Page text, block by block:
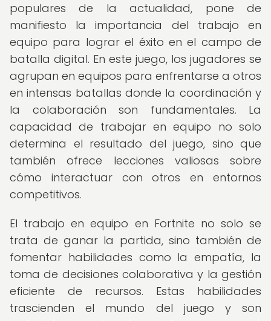
populares de la actualidad, pone de
manifiesto la importancia del trabajo en
equipo para lograr el éxito en el campo de
batalla digital. En este juego, los jugadores se
agrupan en equipos para enfrentarse a otros
en intensas batallas donde la coordinación y
la colaboración son fundamentales. La
capacidad de trabajar en equipo no solo
determina el resultado del juego, sino que
también ofrece lecciones valiosas sobre
cómo interactuar con otros en entornos
competitivos.
El trabajo en equipo en Fortnite no solo se
trata de ganar la partida, sino también de
fomentar habilidades como la empatía, la
toma de decisiones colaborativa y la gestión
eficiente de recursos. Estas habilidades
trascienden el mundo del juego y son